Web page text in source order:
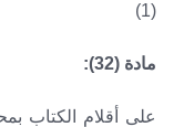
(1)
مادة (32):
على أقلام الكتاب